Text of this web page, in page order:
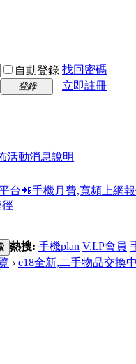
自動登錄 找回密碼
登錄
立即註冊
活動消息說明
台📲手機月費,寬頻上網
熱搜: 手機plan V.I.P會員
› e18全新,二手物品交換